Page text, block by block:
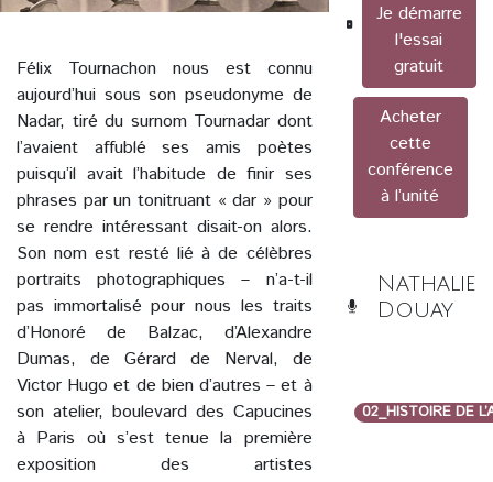
Félix Tournachon nous est connu
aujourd’hui sous son pseudonyme de
Nadar, tiré du surnom Tournadar dont
l’avaient affublé ses amis poètes
puisqu’il avait l’habitude de finir ses
phrases par un tonitruant « dar » pour
se rendre intéressant disait-on alors.
Son nom est resté lié à de célèbres
portraits photographiques – n’a-t-il
pas immortalisé pour nous les traits
d’Honoré de Balzac, d’Alexandre
Dumas, de Gérard de Nerval, de
Victor Hugo et de bien d’autres – et à
son atelier, boulevard des Capucines
à Paris où s’est tenue la première
exposition des artistes
Je démarre
l'essai
gratuit
Acheter
cette
conférence
à l’unité
Nathalie
Douay
02_HISTOIRE DE